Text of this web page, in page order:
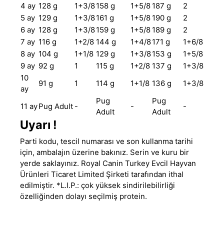
4 ay 128 g 1+3/8158 g 1+5/8 187 g
2
5 ay 129 g 1+3/8161 g 1+5/8 190 g
2
6 ay 128 g 1+3/8159 g 1+5/8 189 g
2
7 ay 116 g 1+2/8 144 g 1+4/8171 g
1+6/8
8 ay 104 g 1+1/8 129 g 1+3/8153 g
1+5/8
9 ay 92 g 1 115 g 1+2/8 137 g
1+3/8
10
ay
91 g 1 114 g 1+1/8 136 g 1+3/8
11 ayPug Adult -
Pug
Adult
-
Pug
Adult
-
Uyarı !
Parti kodu, tescil numarası ve son kullanma tarihi
için, ambalajın üzerine bakınız. Serin ve kuru bir
yerde saklayınız. Royal Canin Turkey Evcil Hayvan
Ürünleri Ticaret Limited Şirketi tarafından ithal
edilmiştir. *L.I.P.: çok yüksek sindirilebilirliği
özelliğinden dolayı seçilmiş protein.